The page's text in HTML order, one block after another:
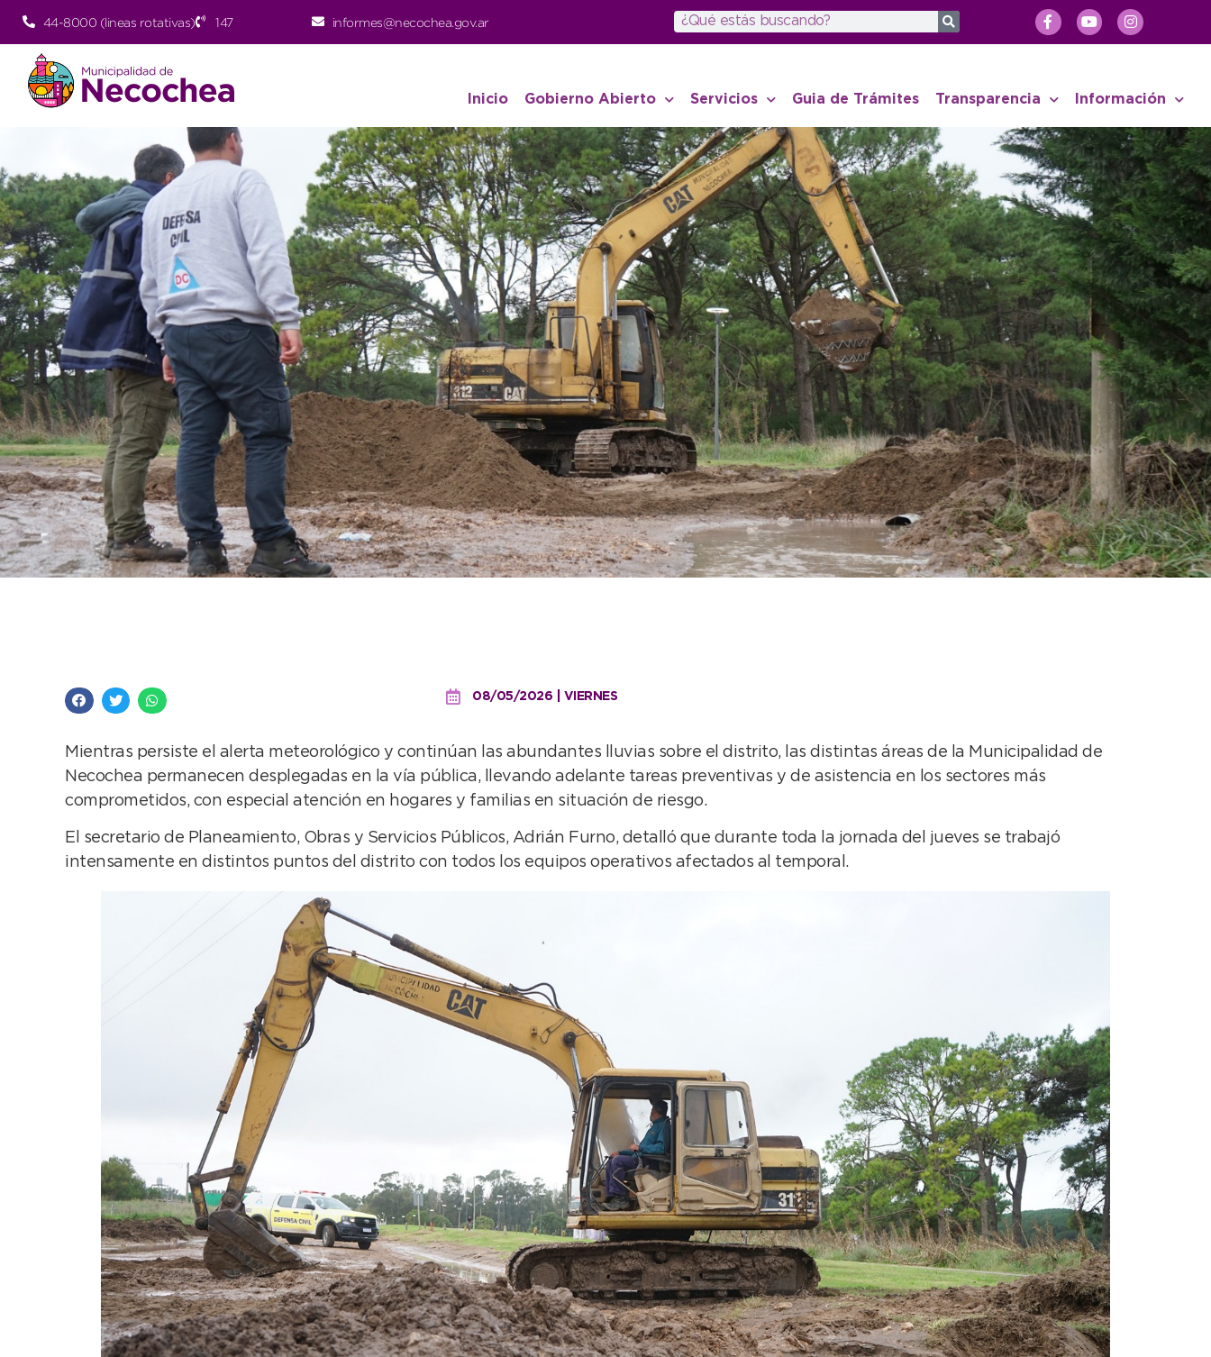
44-8000 (lineas rotativas) 147 informes@necochea.gov.ar
Inicio Gobierno Abierto Servicios Guia de Trámites Transparencia Información
08/05/2026 | VIERNES
Mientras persiste el alerta meteorológico y continúan las abundantes lluvias sobre el distrito, las distintas áreas de la Municipalidad de
Necochea permanecen desplegadas en la vía pública, llevando adelante tareas preventivas y de asistencia en los sectores más
comprometidos, con especial atención en hogares y familias en situación de riesgo.
El secretario de Planeamiento, Obras y Servicios Públicos, Adrián Furno, detalló que durante toda la jornada del jueves se trabajó
intensamente en distintos puntos del distrito con todos los equipos operativos afectados al temporal.